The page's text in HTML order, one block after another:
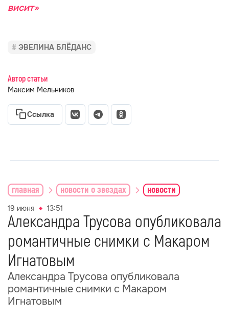
висит»
ЭВЕЛИНА БЛЁДАНС
Автор статьи
Максим Мельников
Ссылка
главная новости о звездах новости
19 июня 13:51
Александра Трусова опубликовала
романтичные снимки с Макаром
Игнатовым
Александра Трусова опубликовала
романтичные снимки с Макаром
Игнатовым